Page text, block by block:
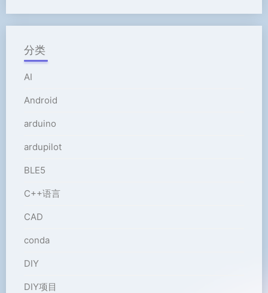
分类
AI
Android
arduino
ardupilot
BLE5
C++语言
CAD
conda
DIY
DIY项目